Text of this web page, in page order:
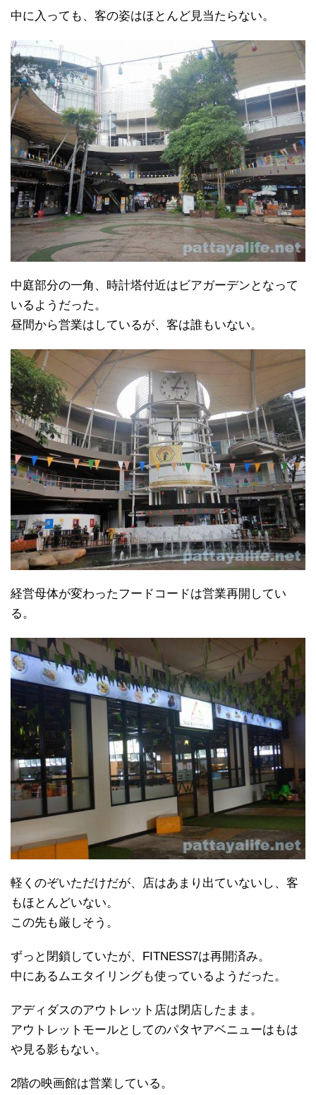
中に入っても、客の姿はほとんど見当たらない。
中庭部分の一角、時計塔付近はビアガーデンとなって
いるようだった。
昼間から営業はしているが、客は誰もいない。
経営母体が変わったフードコードは営業再開してい
る。
軽くのぞいただけだが、店はあまり出ていないし、客
もほとんどいない。
この先も厳しそう。
ずっと閉鎖していたが、FITNESS7は再開済み。
中にあるムエタイリングも使っているようだった。
アディダスのアウトレット店は閉店したまま。
アウトレットモールとしてのパタヤアベニューはもは
や見る影もない。
2階の映画館は営業している。